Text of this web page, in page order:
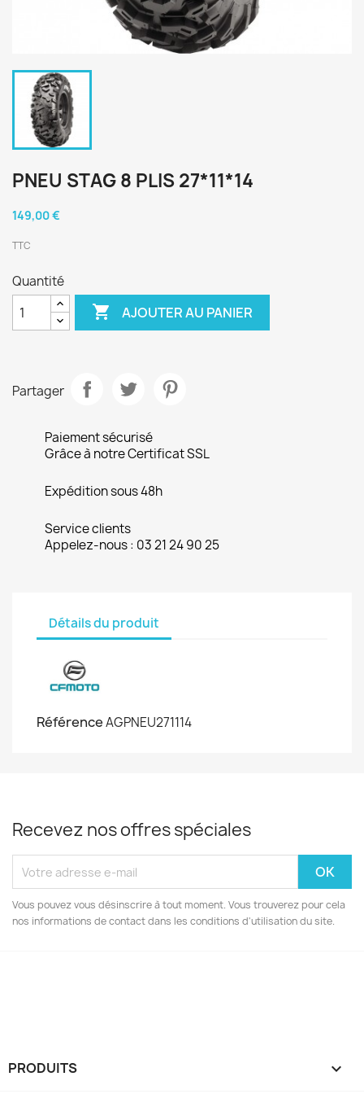
PNEU STAG 8 PLIS 27*11*14
149,00 €
TTC
Quantité
 AJOUTER AU PANIER
Partager
Paiement sécurisé
Grâce à notre Certificat SSL
Expédition sous 48h
Service clients
Appelez-nous : 03 21 24 90 25
Détails du produit
RéférenceAGPNEU271114
Recevez nos offres spéciales
Vous pouvez vous désinscrire à tout moment. Vous trouverez pour cela
nos informations de contact dans les conditions d'utilisation du site.
PRODUITS 